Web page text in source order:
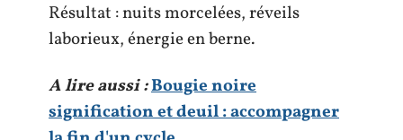
Résultat : nuits morcelées, réveils
laborieux, énergie en berne.
A lire aussi :Bougie noire
signification et deuil : accompagner